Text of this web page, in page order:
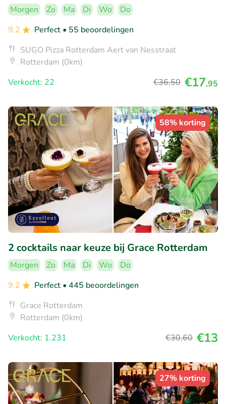
Morgen Zo Ma Di Wo
Do
9.2
Perfect • 55 beoordelingen
SUGO Pizza Rotterdam Aert van Nesstraat
Rotterdam (0km)
Verkocht: 22
€36,50 €17,95
58% korting
2 cocktails naar keuze bij Grace Rotterdam
Morgen Zo Ma Di Wo
Do
9.2
Perfect • 445 beoordelingen
Grace Rotterdam
Rotterdam (0km)
Verkocht: 1.231
€30,60 €13
27% korting